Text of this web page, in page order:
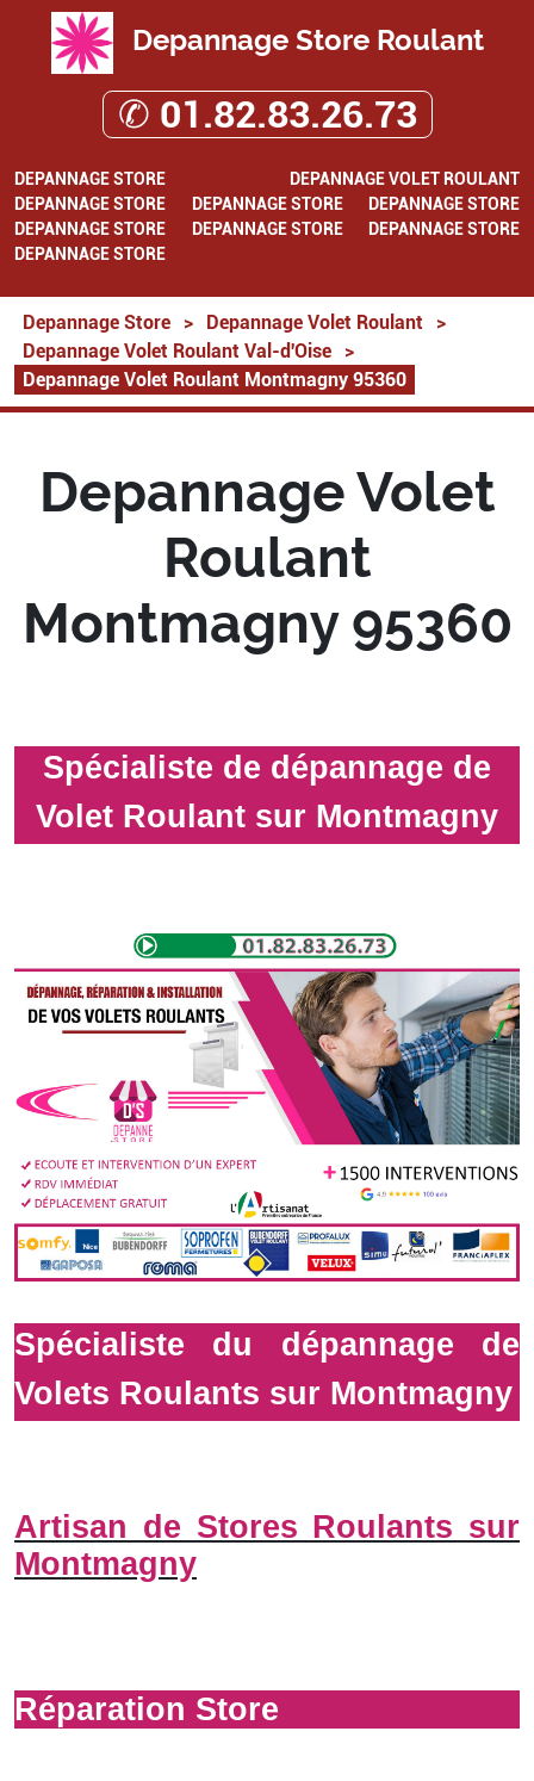
Depannage Store Roulant
✆ 01.82.83.26.73
DEPANNAGE STORE
DEPANNAGE VOLET ROULANT
DEPANNAGE STORE
DEPANNAGE STORE
DEPANNAGE STORE
DEPANNAGE STORE
DEPANNAGE STORE
DEPANNAGE STORE
DEPANNAGE STORE
Depannage Store > Depannage Volet Roulant
>
Depannage Volet Roulant Val-d'Oise
>
Depannage Volet Roulant Montmagny 95360
Depannage Volet
Roulant
Montmagny 95360
Spécialiste de dépannage de
Volet Roulant sur Montmagny
Spécialiste du dépannage de
Volets Roulants sur Montmagny
Artisan de Stores Roulants sur
Montmagny
Réparation Store